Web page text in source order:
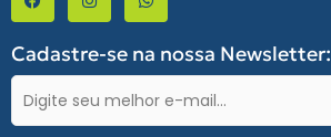
c
e
o
o
k
-
f
s
t
g
r
m
a
t
a
p
Cadastre-se na nossa Newsletter:
E-
mail